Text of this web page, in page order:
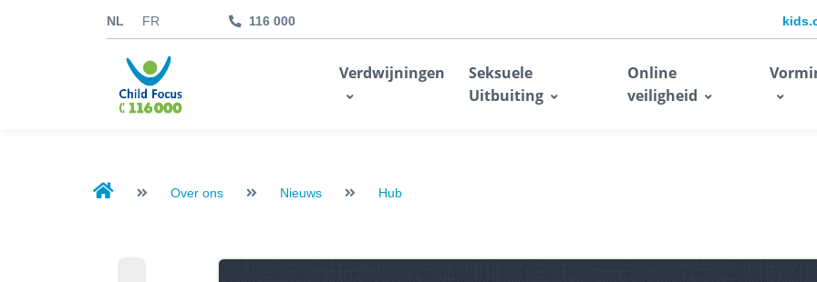
NL FR 116 000
Verdwijningen
Seksuele
Uitbuiting
Online
veiligheid
Over ons Nieuws Hub